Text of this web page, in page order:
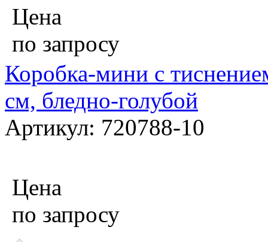
Цена
по запросу
Коробка-мини с
см, бледно-голубой
Артикул: 720788-10
Цена
по запросу